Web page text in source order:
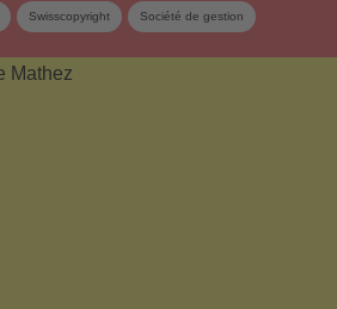
Swisscopyright Société de gestion